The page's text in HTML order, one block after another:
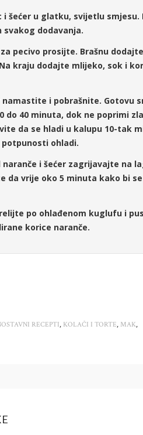
šećer u glatku, svijetlu
dodavanja.
pecivo prosijte. Brašnu
kraju dodajte mlijeko, sok i
i pobrašnite. Gotovu
do 40 minuta, dok ne poprimi
da se hladi u kalupu 10-tak
ohladi.
naranče i šećer zagrijavajte na
da vrije oko 5 minuta kako bi
po ohlađenom kuglufu i
korice naranče.
RECEPTI, KOLAČI I TORTE, MAK,